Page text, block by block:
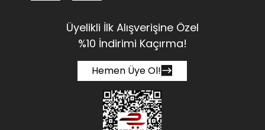
Üyelikli İlk Alışverişine Özel
%10 İndirimi Kaçırma!
Hemen Üye Ol!